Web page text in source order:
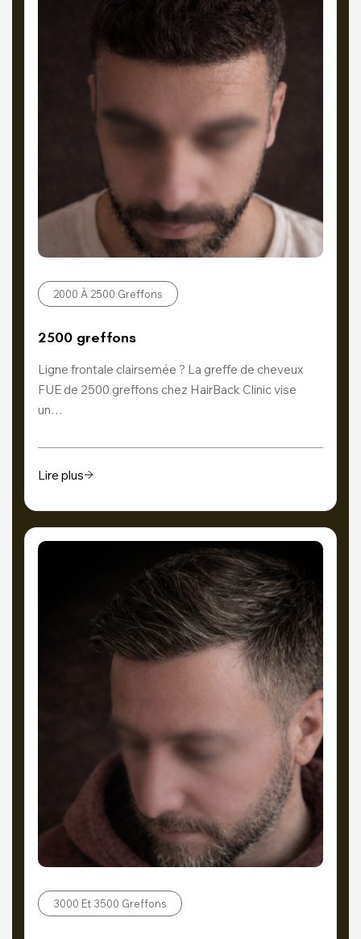
2000 À 2500 Greffons
2500 greffons
Ligne frontale clairsemée ? La greffe de cheveux
FUE de 2500 greffons chez HairBack Clinic vise
un…
Lire plus
3000 Et 3500 Greffons